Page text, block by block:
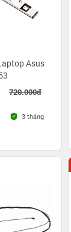
Asus
720.000đ
3 tháng